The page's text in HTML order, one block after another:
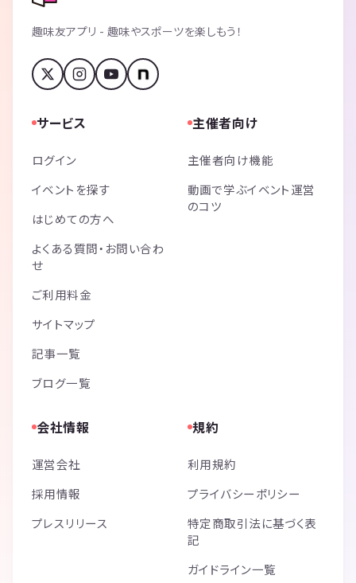
趣味友アプリ - 趣味やスポーツを楽しもう！
サービス
ログイン
イベントを探す
はじめての方へ
よくある質問・お問い合わ
せ
ご利用料金
サイトマップ
記事一覧
ブログ一覧
主催者向け
主催者向け機能
動画で学ぶイベント運営
のコツ
会社情報
運営会社
採用情報
プレスリリース
規約
利用規約
プライバシーポリシー
特定商取引法に基づく表
記
ガイドライン一覧